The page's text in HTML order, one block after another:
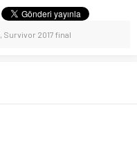
, Survivor 2017 final